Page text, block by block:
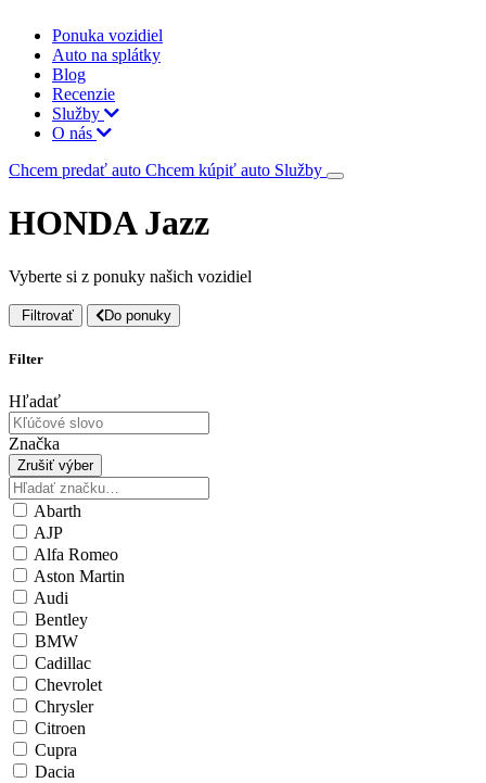
Ponuka vozidiel
Auto na splátky
Blog
Recenzie
Služby
O nás
Chcem predať auto Chcem kúpiť auto Služby
HONDA Jazz
Vyberte si z ponuky našich vozidiel
Filtrovať Do ponuky
Filter
Hľadať
Značka
Zrušiť výber
Abarth
AJP
Alfa Romeo
Aston Martin
Audi
Bentley
BMW
Cadillac
Chevrolet
Chrysler
Citroen
Cupra
Dacia